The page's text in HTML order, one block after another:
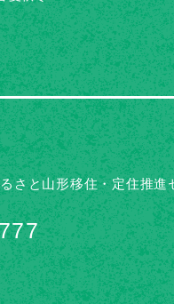
さと山形移住・定住推進